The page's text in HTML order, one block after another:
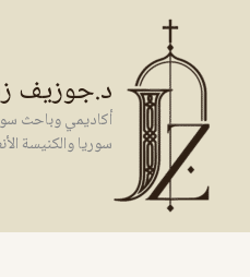
المحتوى
د.جوزيف
أكاديمي وباحث
سوريا والكنيسة